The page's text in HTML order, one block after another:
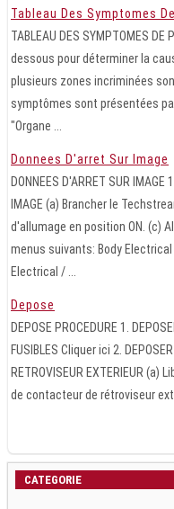
Tableau Des Symptomes
TABLEAU DES SYMPTOMES
dessous pour déterminer la
plusieurs zones incriminées
symptômes sont présentées
"Organe ...
Donnees D'arret Sur Image
DONNEES D'ARRET SUR IMAGE
IMAGE (a) Brancher le
d'allumage en position ON. (c)
menus suivants: Body
Electrical / ...
Depose
DEPOSE PROCEDURE 1.
FUSIBLES Cliquer ici 2.
RETROVISEUR EXTERIEUR
de contacteur de rétroviseur
CATEGORIE